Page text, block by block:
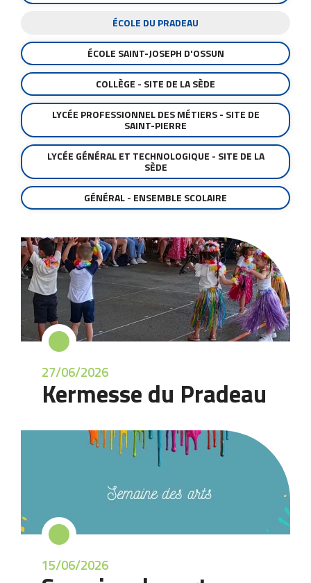
ÉCOLE DU PRADEAU
ÉCOLE SAINT-JOSEPH D'OSSUN
COLLÈGE - SITE DE LA SÈDE
LYCÉE PROFESSIONNEL DES MÉTIERS - SITE DE
SAINT-PIERRE
LYCÉE GÉNÉRAL ET TECHNOLOGIQUE - SITE DE LA
SÈDE
GÉNÉRAL - ENSEMBLE SCOLAIRE
27/06/2026
Kermesse du Pradeau
15/06/2026